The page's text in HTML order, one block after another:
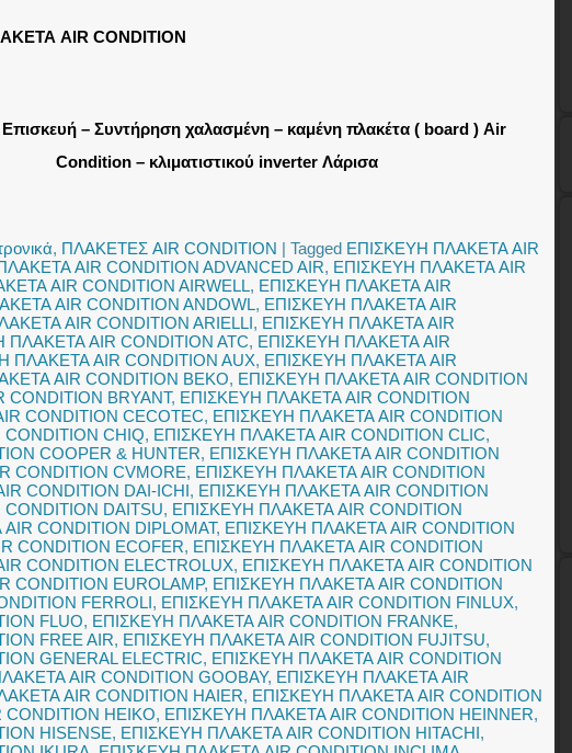
AIR CONDITION
– Συντήρηση χαλασμένη – καμένη πλακέτα ( board ) Air
Condition – κλιματιστικού inverter Λάρισα
, ΠΛΑΚΕΤΕΣ AIR CONDITION | Tagged ΕΠΙΣΚΕΥΗ ΠΛΑΚΕΤΑ AIR
AIR CONDITION ADVANCED AIR, ΕΠΙΣΚΕΥΗ ΠΛΑΚΕΤΑ AIR
AIR CONDITION AIRWELL, ΕΠΙΣΚΕΥΗ ΠΛΑΚΕΤΑ AIR
AIR CONDITION ANDOWL, ΕΠΙΣΚΕΥΗ ΠΛΑΚΕΤΑ AIR
AIR CONDITION ARIELLI, ΕΠΙΣΚΕΥΗ ΠΛΑΚΕΤΑ AIR
ΠΛΑΚΕΤΑ AIR CONDITION ATC, ΕΠΙΣΚΕΥΗ ΠΛΑΚΕΤΑ AIR
ΠΛΑΚΕΤΑ AIR CONDITION AUX, ΕΠΙΣΚΕΥΗ ΠΛΑΚΕΤΑ AIR
AIR CONDITION BEKO, ΕΠΙΣΚΕΥΗ ΠΛΑΚΕΤΑ AIR CONDITION
BRYANT, ΕΠΙΣΚΕΥΗ ΠΛΑΚΕΤΑ AIR CONDITION
CONDITION CECOTEC, ΕΠΙΣΚΕΥΗ ΠΛΑΚΕΤΑ AIR CONDITION
CHIQ, ΕΠΙΣΚΕΥΗ ΠΛΑΚΕΤΑ AIR CONDITION CLIC,
COOPER & HUNTER, ΕΠΙΣΚΕΥΗ ΠΛΑΚΕΤΑ AIR CONDITION
CVMORE, ΕΠΙΣΚΕΥΗ ΠΛΑΚΕΤΑ AIR CONDITION
CONDITION DAI-ICHI, ΕΠΙΣΚΕΥΗ ΠΛΑΚΕΤΑ AIR CONDITION
DAITSU, ΕΠΙΣΚΕΥΗ ΠΛΑΚΕΤΑ AIR CONDITION
CONDITION DIPLOMAT, ΕΠΙΣΚΕΥΗ ΠΛΑΚΕΤΑ AIR CONDITION
CONDITION ECOFER, ΕΠΙΣΚΕΥΗ ΠΛΑΚΕΤΑ AIR CONDITION
CONDITION ELECTROLUX, ΕΠΙΣΚΕΥΗ ΠΛΑΚΕΤΑ AIR CONDITION
EUROLAMP, ΕΠΙΣΚΕΥΗ ΠΛΑΚΕΤΑ AIR CONDITION
FERROLI, ΕΠΙΣΚΕΥΗ ΠΛΑΚΕΤΑ AIR CONDITION FINLUX,
FLUO, ΕΠΙΣΚΕΥΗ ΠΛΑΚΕΤΑ AIR CONDITION FRANKE,
FREE AIR, ΕΠΙΣΚΕΥΗ ΠΛΑΚΕΤΑ AIR CONDITION FUJITSU,
GENERAL ELECTRIC, ΕΠΙΣΚΕΥΗ ΠΛΑΚΕΤΑ AIR CONDITION
AIR CONDITION GOOBAY, ΕΠΙΣΚΕΥΗ ΠΛΑΚΕΤΑ AIR
AIR CONDITION HAIER, ΕΠΙΣΚΕΥΗ ΠΛΑΚΕΤΑ AIR CONDITION
HEIKO, ΕΠΙΣΚΕΥΗ ΠΛΑΚΕΤΑ AIR CONDITION HEINNER,
HISENSE, ΕΠΙΣΚΕΥΗ ΠΛΑΚΕΤΑ AIR CONDITION HITACHI,